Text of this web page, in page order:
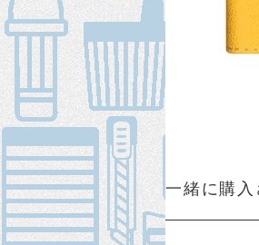
一緒に購